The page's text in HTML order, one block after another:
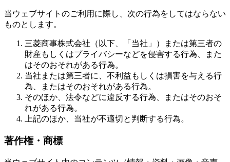
当ウェブサイトのご利用に際し、次の行為をしてはならない
ものとします。
三菱商事株式会社（以下、「当社」）または第三者の
財産もしくはプライバシーなどを侵害する行為、また
はそのおそれがある行為。
当社または第三者に、不利益もしくは損害を与える行
為、またはそのおそれがある行為。
そのほか、法令などに違反する行為、またはそのおそ
れがある行為。
上記のほか、当社が不適切と判断する行為。
著作権・商標